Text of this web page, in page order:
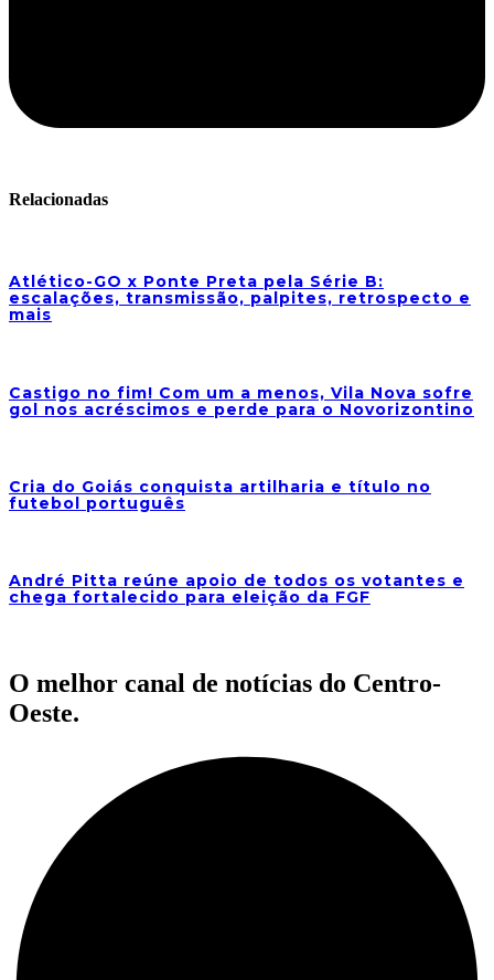
Relacionadas
Atlético-GO x Ponte Preta pela Série B:
escalações, transmissão, palpites, retrospecto e
mais
Castigo no fim! Com um a menos, Vila Nova sofre
gol nos acréscimos e perde para o Novorizontino
Cria do Goiás conquista artilharia e título no
futebol português
André Pitta reúne apoio de todos os votantes e
chega fortalecido para eleição da FGF
O melhor canal de notícias do Centro-
Oeste.